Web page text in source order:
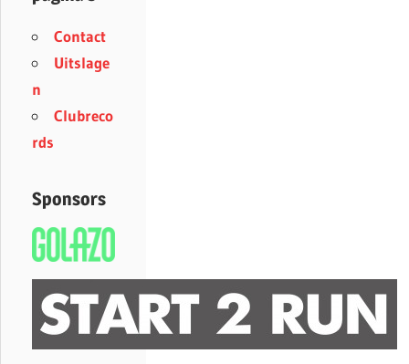
Contact
Uitslage
n
Clubreco
rds
Sponsors